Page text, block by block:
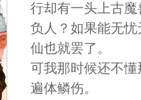
行却有一头上古
负人？如果能无
仙也就罢了。
可我那时候还不
遍体鳞伤。